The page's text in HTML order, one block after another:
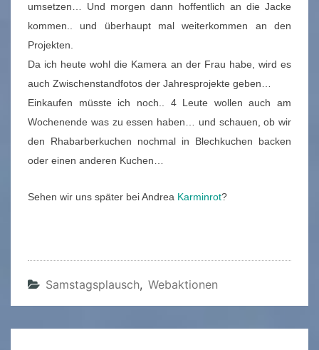
umsetzen… Und morgen dann hoffentlich an die Jacke
kommen.. und überhaupt mal weiterkommen an den
Projekten.
Da ich heute wohl die Kamera an der Frau habe, wird es
auch Zwischenstandfotos der Jahresprojekte geben…
Einkaufen müsste ich noch.. 4 Leute wollen auch am
Wochenende was zu essen haben… und schauen, ob wir
den Rhabarberkuchen nochmal in Blechkuchen backen
oder einen anderen Kuchen…
Sehen wir uns später bei Andrea Karminrot?
Samstagsplausch, Webaktionen